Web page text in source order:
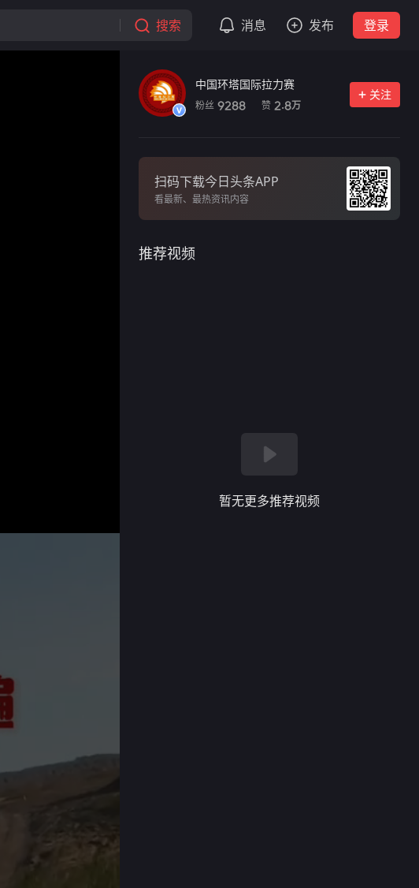
搜索 消息 发布 登录
中国环塔国际拉力赛
粉丝 9288 赞 2.8万
关注
扫码下载今日头条APP
看最新、最热资讯内容
推荐视频
暂无更多推荐视频